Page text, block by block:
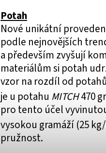
Potah
Nové unikátní
podle nejnovějších
a především zvyšují
materiálům si potah
vzor na rozdíl od
je u potahu MITCH470
pro tento účel
vysokou gramáží (25
pružnost.